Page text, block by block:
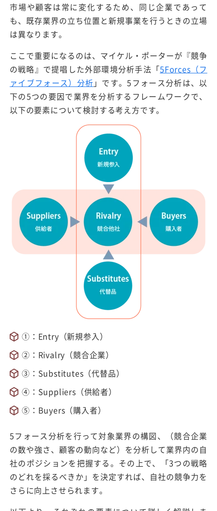
市場や顧客は常に変化するため、同じ企業であって
も、既存業界の立ち位置と新規事業を行うときの立場
は異なります。
ここで重要になるのは、マイケル・ポーターが『競争
の戦略』で提唱した外部環境分析手法「5Forces（フ
ァイブフォース）分析 」です。5フォース分析は、以
下の5つの要因で業界を分析するフレームワークで、
以下の要素について検討する考え方です。
①：Entry（新規参入）
②：Rivalry（競合企業）
③：Substitutes（代替品）
④：Suppliers（供給者）
⑤：Buyers（購入者）
5フォース分析を行って対象業界の構図、（競合企業
の数や強さ、顧客の動向など）を分析して業界内の自
社のポジションを把握する。その上で、「3つの戦略
のどれを採るべきか」を決定すれば、自社の競争力を
さらに向上させられます。